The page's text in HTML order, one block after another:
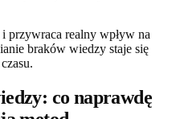
i przywraca realny wpływ na
braków wiedzy staje się
co naprawdę